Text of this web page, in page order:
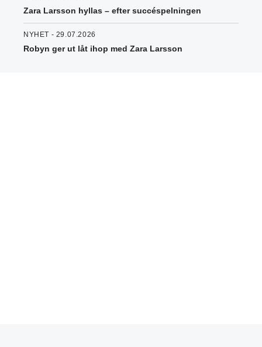
Zara Larsson hyllas – efter succéspelningen
NYHET - 29.07.2026
Robyn ger ut låt ihop med Zara Larsson